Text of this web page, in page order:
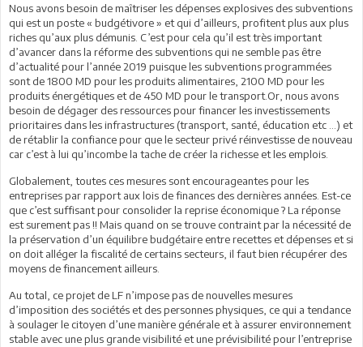
Nous avons besoin de maîtriser les dépenses explosives des subventions
qui est un poste « budgétivore » et qui d’ailleurs, profitent plus aux plus
riches qu’aux plus démunis. C’est pour cela qu’il est très important
d’avancer dans la réforme des subventions qui ne semble pas être
d’actualité pour l’année 2019 puisque les subventions programmées
sont de 1800 MD pour les produits alimentaires, 2100 MD pour les
produits énergétiques et de 450 MD pour le transport.Or, nous avons
besoin de dégager des ressources pour financer les investissements
prioritaires dans les infrastructures (transport, santé, éducation etc …) et
de rétablir la confiance pour que le secteur privé réinvestisse de nouveau
car c’est à lui qu’incombe la tache de créer la richesse et les emplois.
Globalement, toutes ces mesures sont encourageantes pour les
entreprises par rapport aux lois de finances des dernières années. Est-ce
que c’est suffisant pour consolider la reprise économique ? La réponse
est surement pas !! Mais quand on se trouve contraint par la nécessité de
la préservation d’un équilibre budgétaire entre recettes et dépenses et si
on doit alléger la fiscalité de certains secteurs, il faut bien récupérer des
moyens de financement ailleurs.
Au total, ce projet de LF n’impose pas de nouvelles mesures
d’imposition des sociétés et des personnes physiques, ce qui a tendance
à soulager le citoyen d’une manière générale et à assurer environnement
stable avec une plus grande visibilité et une prévisibilité pour l’entreprise